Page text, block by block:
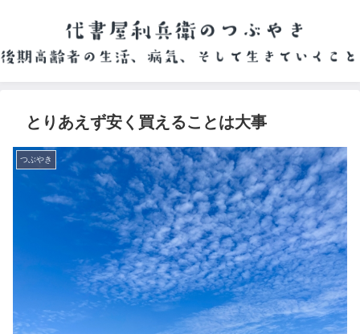
とりあえず安く買えることは大事
つぶやき